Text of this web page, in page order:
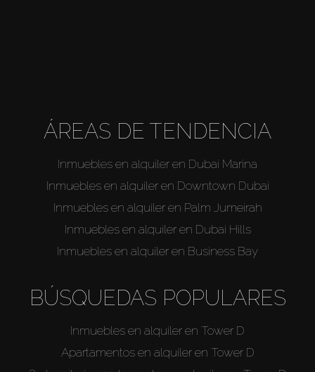
ÁREAS DE TENDENCIA
Inmuebles en alquiler en Dubai Marina
Inmuebles en alquiler en Downtown Dubai
Inmuebles en alquiler en Palm Jumeirah
Inmuebles en alquiler en Dubai Hills
Inmuebles en alquiler en Business Bay
BÚSQUEDAS POPULARES
Inmuebles en alquiler en Tower D
Apartamentos en alquiler en Tower D